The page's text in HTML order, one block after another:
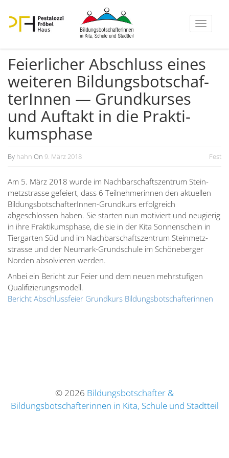
Toggle
Feier­licher Abschluss eines
weiteren Bildungs­bot­schaf­
te­rInnen — Grund­kurses
und Auftakt in die Prakti­
kums­phase
By hahn On 9. März 2018 Fest
Am 5. März 2018 wurde im Nachbar­schafts­zentrum Stein­
metz­strasse gefeiert, dass 6 Teilneh­me­rinnen den aktuellen
Bildungs­bot­schaf­te­rInnen-Grundkurs erfolg­reich
abgeschlossen haben. Sie starten nun motiviert und neugierig
in ihre Prakti­kums­phase, die sie in der Kita Sonnen­schein in
Tiergarten Süd und im Nachbar­schafts­zentrum Stein­metz­
strasse und der Neumark-Grund­schule im Schöne­berger
Norden absol­vieren werden.
Anbei ein Bericht zur Feier und dem neuen mehrstu­figen
Quali­fi­zie­rungs­modell.
Bericht Abschluss­feier Grundkurs Bildungs­bot­schaf­te­rinnen
© 2026 Bildungsbotschafter &
Bildungsbotschafterinnen in Kita, Schule und Stadtteil